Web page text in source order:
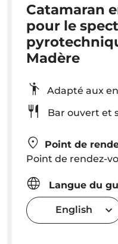
Catamaran
pour le
Madère
Adapté aux
Bar ouvert et
Point de
Point de rendez-vous à
Langue du
English